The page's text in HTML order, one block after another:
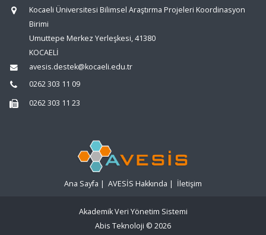
Kocaeli Üniversitesi Bilimsel Araştırma Projeleri Koordinasyon
Birimi
Umuttepe Merkez Yerleşkesi, 41380
KOCAELİ
avesis.destek@kocaeli.edu.tr
0262 303 11 09
0262 303 11 23
Ana Sayfa | AVESİS Hakkında | İletişim
Akademik Veri Yönetim Sistemi
Abis Teknoloji © 2026